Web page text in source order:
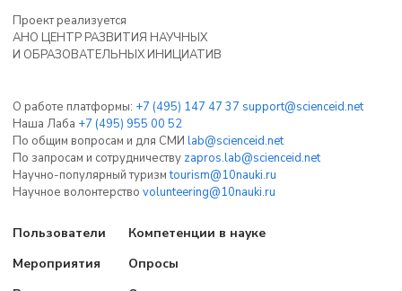
Проект реализуется
АНО ЦЕНТР РАЗВИТИЯ НАУЧНЫХ
И ОБРАЗОВАТЕЛЬНЫХ ИНИЦИАТИВ
Пользователи
Мероприятия
Компетенции в науке
Опросы
О работе платформы: +7 (495) 147 47 37 support@scienceid.net
Наша Лаба +7 (495) 955 00 52
По общим вопросам и для СМИ lab@scienceid.net
По запросам и сотрудничеству zapros.lab@scienceid.net
Научно-популярный туризм tourism@10nauki.ru
Научное волонтерство volunteering@10nauki.ru